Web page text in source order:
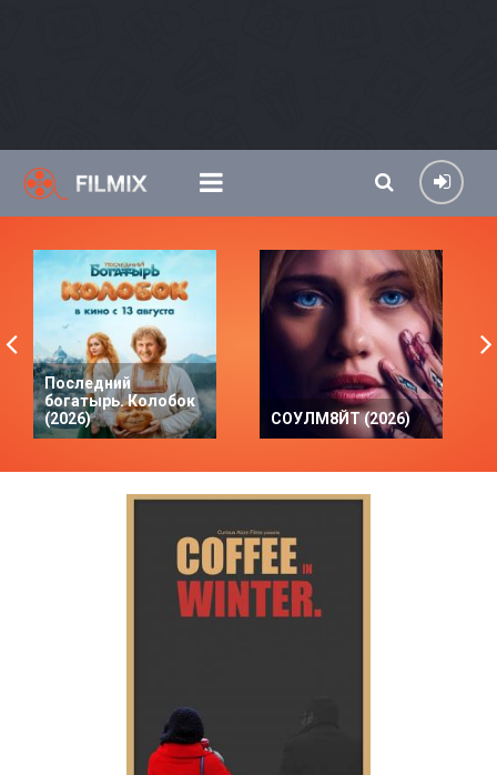
Последний
богатырь. Колобок
(2026)
СОУЛМ8ЙТ (2026)